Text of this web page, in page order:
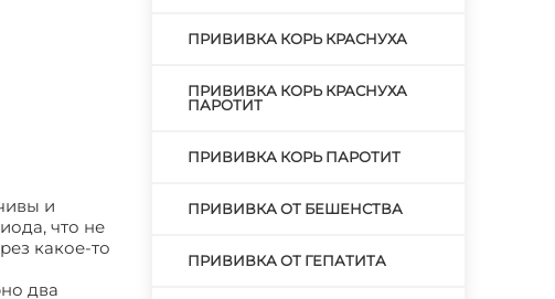
и
что не
какое-то
два
ПРИВИВКА КОРЬ КРАСНУХА
ПРИВИВКА КОРЬ КРАСНУХА
ПАРОТИТ
ПРИВИВКА КОРЬ ПАРОТИТ
ПРИВИВКА ОТ БЕШЕНСТВА
ПРИВИВКА ОТ ГЕПАТИТА